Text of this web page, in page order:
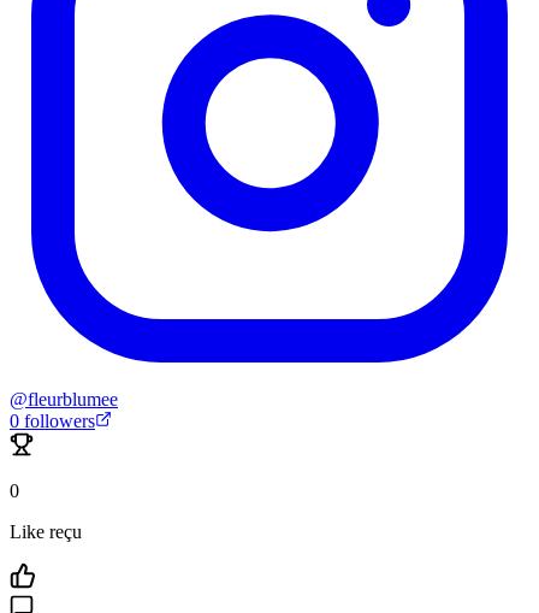
@fleurblumee
0 followers
0
Like reçu